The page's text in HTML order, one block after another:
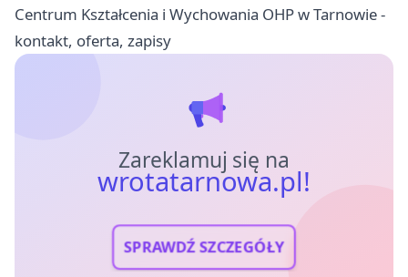
Centrum Kształcenia i Wychowania OHP w Tarnowie -
kontakt, oferta, zapisy
Zareklamuj się na
wrotatarnowa.pl!
SPRAWDŹ SZCZEGÓŁY